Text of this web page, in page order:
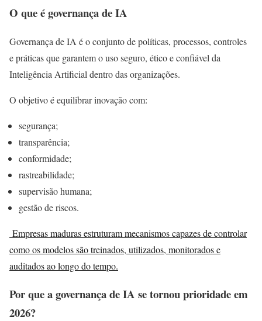
O que é governança de IA
Governança de IA é o conjunto de políticas, processos, controles
e práticas que garantem o uso seguro, ético e confiável da
Inteligência Artificial dentro das organizações.
O objetivo é equilibrar inovação com:
segurança;
transparência;
conformidade;
rastreabilidade;
supervisão humana;
gestão de riscos.
Empresas maduras estruturam mecanismos capazes de controlar
como os modelos são treinados, utilizados, monitorados e
auditados ao longo do tempo.
Por que a governança de IA se tornou prioridade em
2026?